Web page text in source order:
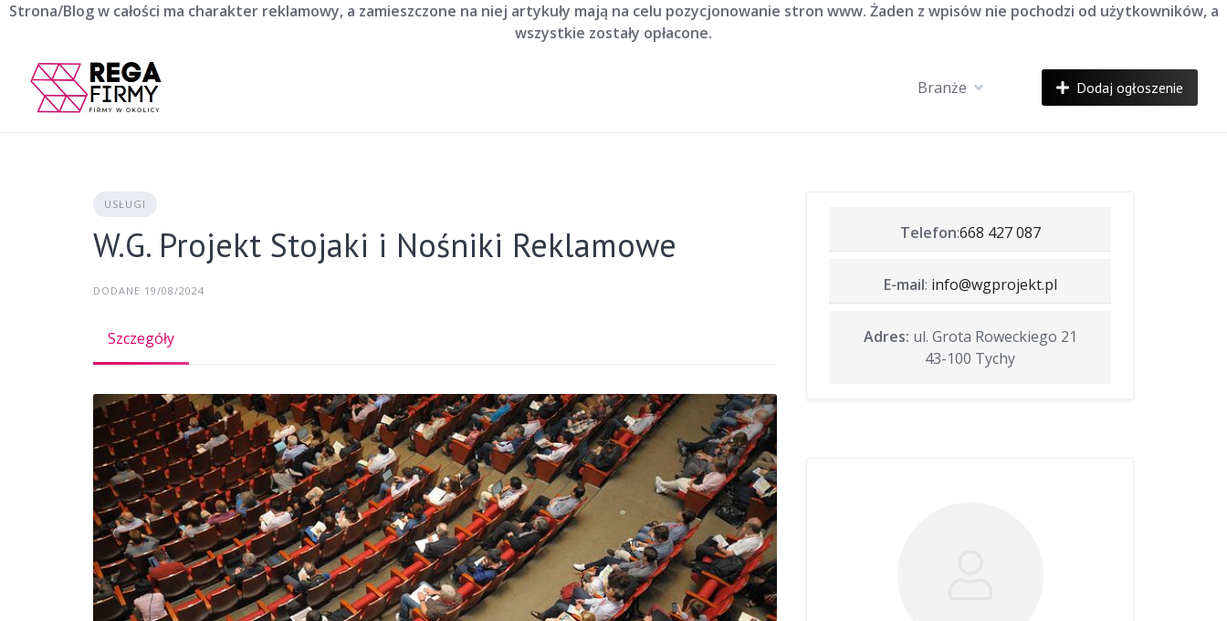
Strona/Blog w całości ma charakter reklamowy, a zamieszczone na niej artykuły mają na celu pozycjonowanie stron www. Żaden z wpisów nie pochodzi od użytkowników, a
wszystkie zostały opłacone.
Skip
Branże
Dodaj ogłoszenie
USŁUGI
W.G. Projekt Stojaki i Nośniki Reklamowe
DODANE 19/08/2024
Szczegóły
Telefon:668 427 087
E-mail: info@wgprojekt.pl
Adres: ul. Grota Roweckiego 21
43-100 Tychy